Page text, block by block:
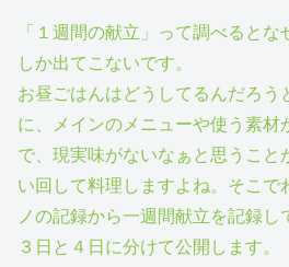
「１週間の献立」って調べると
しか出てこないです。
お昼ごはんはどうしてるんだろう
に、メインのメニューや使う素材
で、現実味がないなぁと思うこと
い回して料理しますよね。そこで
ノの記録から一週間献立を記録し
３日と４日に分けて公開します。